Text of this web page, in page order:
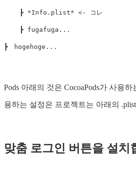
    ┣ *Info.plist* <- コレ
    ┣ fugafuga...
Pods 아래의 것은 CocoaPods가 사용
용하는 설정은 프로젝트는 아래의
맞춤 로그인 버튼을 설치